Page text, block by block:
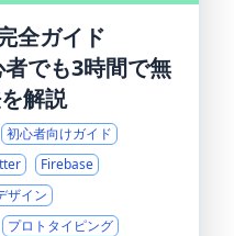
全ガイド
者でも3時間で無
解説
初心者向けガイド
Firebase
ザイン
プロトタイピング